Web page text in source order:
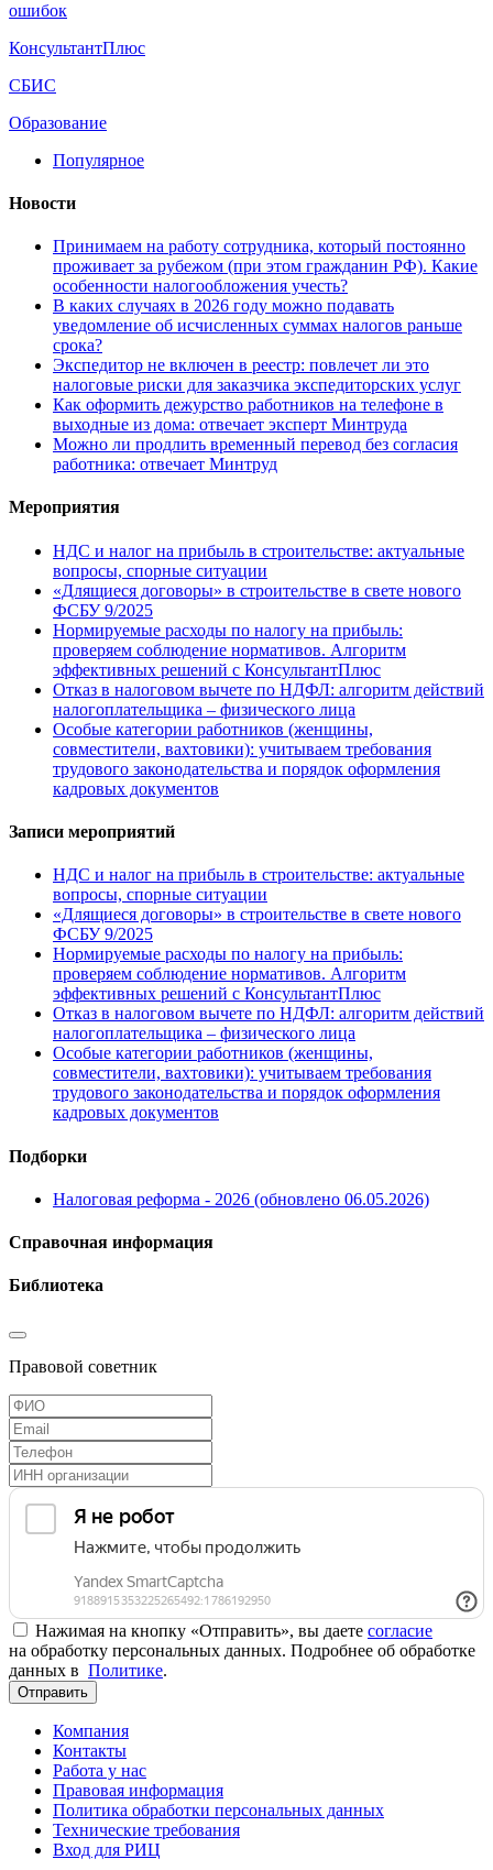
ошибок
КонсультантПлюс
СБИС
Образование
Популярное
Новости
Принимаем на работу сотрудника, который постоянно
проживает за рубежом (при этом гражданин РФ). Какие
особенности налогообложения учесть?
В каких случаях в 2026 году можно подавать
уведомление об исчисленных суммах налогов раньше
срока?
Экспедитор не включен в реестр: повлечет ли это
налоговые риски для заказчика экспедиторских услуг
Как оформить дежурство работников на телефоне в
выходные из дома: отвечает эксперт Минтруда
Можно ли продлить временный перевод без согласия
работника: отвечает Минтруд
Мероприятия
НДС и налог на прибыль в строительстве: актуальные
вопросы, спорные ситуации
«Длящиеся договоры» в строительстве в свете нового
ФСБУ 9/2025
Нормируемые расходы по налогу на прибыль:
проверяем соблюдение нормативов. Алгоритм
эффективных решений с КонсультантПлюс
Отказ в налоговом вычете по НДФЛ: алгоритм действий
налогоплательщика – физического лица
Особые категории работников (женщины,
совместители, вахтовики): учитываем требования
трудового законодательства и порядок оформления
кадровых документов
Записи мероприятий
НДС и налог на прибыль в строительстве: актуальные
вопросы, спорные ситуации
«Длящиеся договоры» в строительстве в свете нового
ФСБУ 9/2025
Нормируемые расходы по налогу на прибыль:
проверяем соблюдение нормативов. Алгоритм
эффективных решений с КонсультантПлюс
Отказ в налоговом вычете по НДФЛ: алгоритм действий
налогоплательщика – физического лица
Особые категории работников (женщины,
совместители, вахтовики): учитываем требования
трудового законодательства и порядок оформления
кадровых документов
Подборки
Налоговая реформа - 2026 (обновлено 06.05.2026)
Справочная информация
Библиотека
Правовой советник
Нажимая на кнопку «Отправить», вы даете согласие
на обработку персональных данных. Подробнее об обработке
данных в Политике.
Отправить
Компания
Контакты
Работа у нас
Правовая информация
Политика обработки персональных данных
Технические требования
Вход для РИЦ